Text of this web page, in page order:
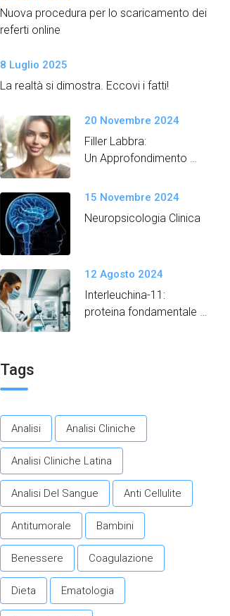
Nuova procedura per lo scaricamento dei
referti online
8 Luglio 2025
La realtà si dimostra. Eccovi i fatti!
20 Novembre 2024
Filler Labbra:
Un Approfondimento
15 Novembre 2024
Neuropsicologia Clinica
12 Agosto 2024
Interleuchina-11:
proteina fondamentale
Tags
Analisi Analisi Cliniche
Analisi Cliniche Latina
Analisi Del Sangue Anti Cellulite
Antitumorale Bambini
Benessere Coagulazione
Dieta Ematologia